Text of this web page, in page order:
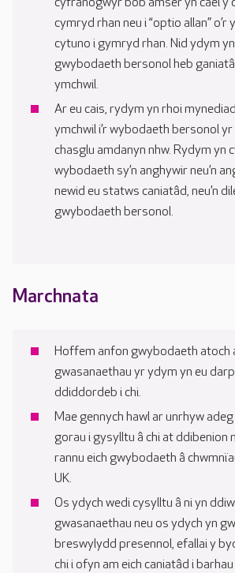
cymryd rhan neu i “optio allan” o’r
cytuno i gymryd rhan. Nid ydym
gwybodaeth bersonol heb
ymchwil.
Ar eu cais, rydym yn rhoi
ymchwil i’r wybodaeth bersonol yr
chasglu amdanyn nhw. Rydym yn
wybodaeth sy’n anghywir neu’n
newid eu statws caniatâd, neu’n
gwybodaeth bersonol.
Marchnata
Hoffem anfon gwybodaeth atoch
gwasanaethau yr ydym yn eu
ddiddordeb i chi.
Mae gennych hawl ar unrhyw adeg
gorau i gysylltu â chi at ddibenion
rannu eich gwybodaeth â
UK.
Os ydych wedi cysylltu â ni yn
gwasanaethau neu os ydych yn
breswylydd presennol, efallai y
chi i ofyn am eich caniatâd i